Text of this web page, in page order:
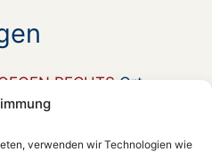
verwenden wir Technologien wie
RECHTSOrt:
and Blues von Pat